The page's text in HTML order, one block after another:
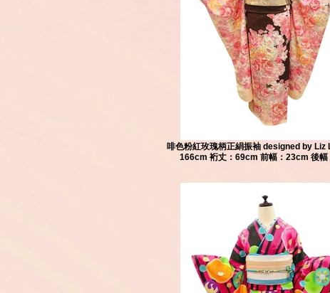
啡色粉紅玫瑰柄正絹振袖 designed by Liz
166cm 裄丈：69cm 前幅：23cm 後幅